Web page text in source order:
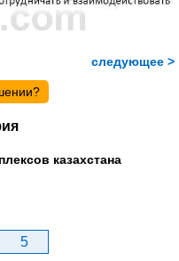
следующее >
казахстана
5